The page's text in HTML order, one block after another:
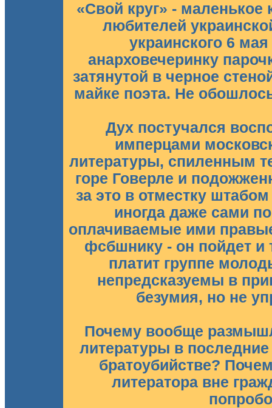
«Свой круг» -
любителей
украинского 6
анарховечеринку
затянутой в черное
майке поэта. Не
Дух постучался
имперцами
литературы, спиленным
горе Говерле и
за это в отместку
иногда даже сами
оплачиваемые ими
фсбшнику - он пойдет и
платит группе
непредсказуемы в
безумия, но не
Почему вообще
литературы в
братоубийстве?
литератора вне